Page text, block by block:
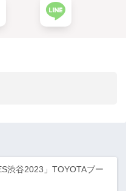
渋谷2023」TOYOTAブー